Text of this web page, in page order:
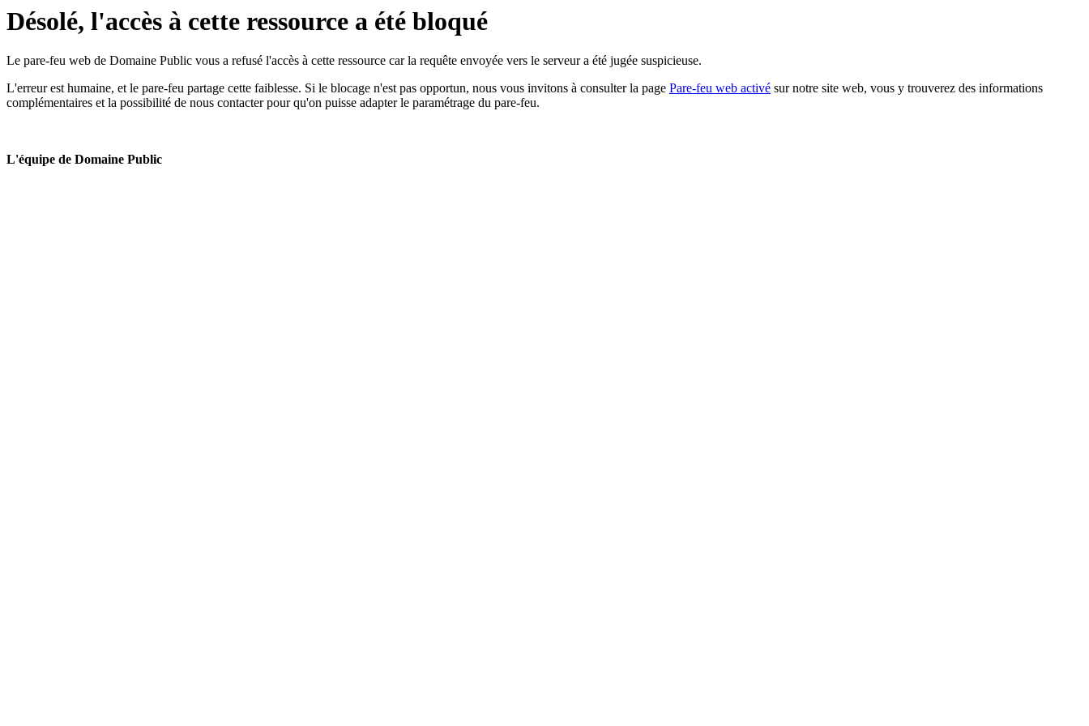
Désolé, l'accès à cette ressource a été bloqué
Le pare-feu web de Domaine Public vous a refusé l'accès à cette ressource car la requête envoyée vers le serveur a été jugée suspicieuse.
L'erreur est humaine, et le pare-feu partage cette faiblesse. Si le blocage n'est pas opportun, nous vous invitons à consulter la page Pare-feu web activé sur notre site web, vous y trouverez des informations
complémentaires et la possibilité de nous contacter pour qu'on puisse adapter le paramétrage du pare-feu.
L'équipe de Domaine Public